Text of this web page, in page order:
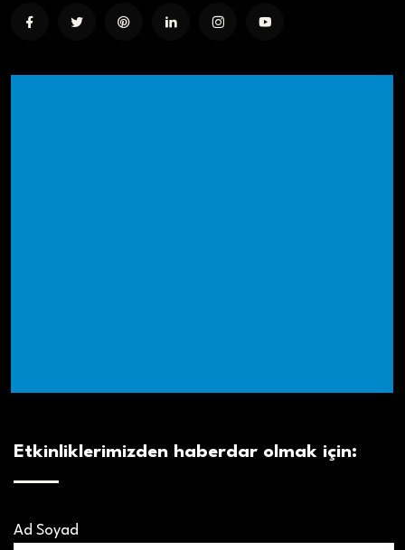
Etkinliklerimizden haberdar olmak için:
Ad Soyad